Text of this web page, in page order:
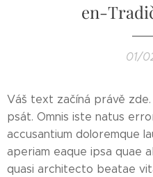
en-
01/
Váš text začíná právě
psát. Omnis iste natus
accusantium doloremque
aperiam eaque ipsa quae
quasi architecto beatae